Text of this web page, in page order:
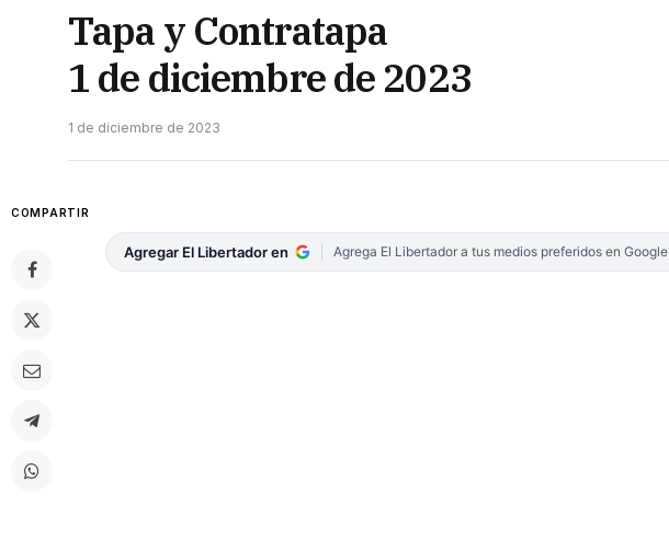
Tapa y Contratapa
1 de diciembre de 2023
1 de diciembre de 2023
COMPARTIR
Agregar El Libertador en Agrega El Libertador a tus medios preferidos en Google